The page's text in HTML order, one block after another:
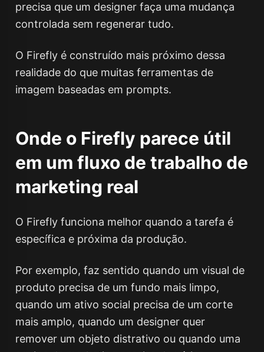
precisa que um designer faça uma mudança
controlada sem regenerar tudo.
O Firefly é construído mais próximo dessa
realidade do que muitas ferramentas de
imagem baseadas em prompts.
Onde o Firefly parece útil
em um fluxo de trabalho de
marketing real
O Firefly funciona melhor quando a tarefa é
específica e próxima da produção.
Por exemplo, faz sentido quando um visual de
produto precisa de um fundo mais limpo,
quando um ativo social precisa de um corte
mais amplo, quando um designer quer
remover um objeto distrativo ou quando uma